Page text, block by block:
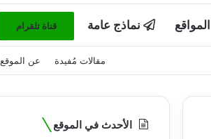
نماذج عامة قناة تلقرام
مقالات مُفيدة عن الموقع
الأحدث في الموقع